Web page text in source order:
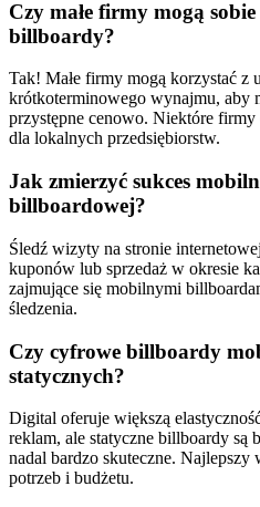
Czy małe firmy mogą
billboardy?
Tak! Małe firmy mogą korzystać z
krótkoterminowego wynajmu, aby
przystępne cenowo. Niektóre
dla lokalnych przedsiębiorstw.
Jak zmierzyć sukces
billboardowej?
Śledź wizyty na stronie
kuponów lub sprzedaż w okresie
zajmujące się mobilnymi
śledzenia.
Czy cyfrowe billboardy
statycznych?
Digital oferuje większą
reklam, ale statyczne billboardy są
nadal bardzo skuteczne.
potrzeb i budżetu.